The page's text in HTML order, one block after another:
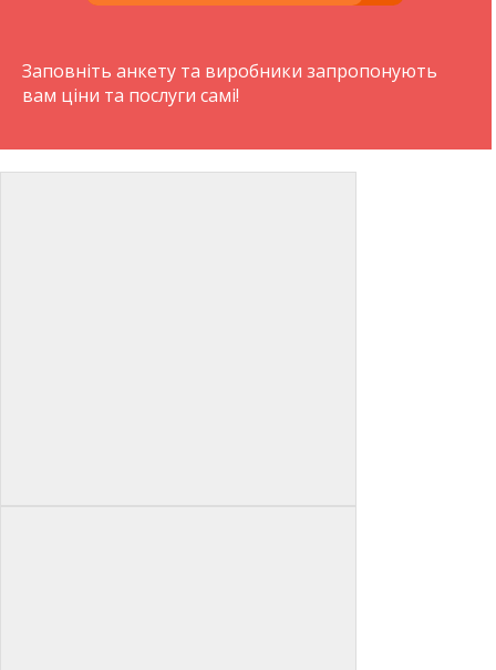
Заповніть анкету та виробники запропонують
вам ціни та послуги самі!